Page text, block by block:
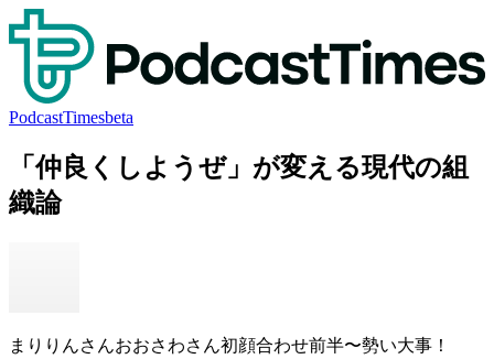
PodcastTimesbeta
「仲良くしようぜ」が変える現代の組
織論
まりりんさんおおさわさん初顔合わせ前半〜勢い大事！